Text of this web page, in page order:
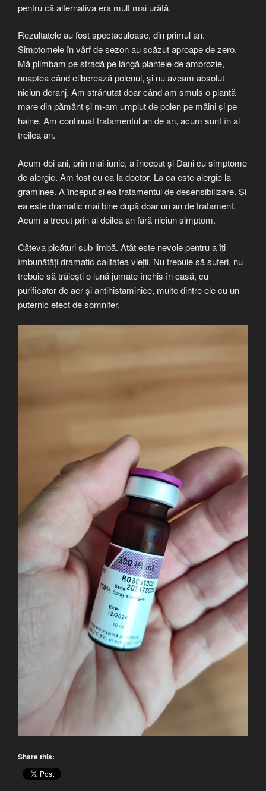
pentru că alternativa era mult mai urâtă.
Rezultatele au fost spectaculoase, din primul an.
Simptomele în vârf de sezon au scăzut aproape de zero.
Mă plimbam pe stradă pe lângă plantele de ambrozie,
noaptea când eliberează polenul, și nu aveam absolut
niciun deranj. Am strănutat doar când am smuls o plantă
mare din pământ și m-am umplut de polen pe mâini și pe
haine. Am continuat tratamentul an de an, acum sunt în al
treilea an.
Acum doi ani, prin mai-iunie, a început și Dani cu simptome
de alergie. Am fost cu ea la doctor. La ea este alergie la
graminee. A început și ea tratamentul de desensibilizare. Și
ea este dramatic mai bine după doar un an de tratament.
Acum a trecut prin al doilea an fără niciun simptom.
Câteva picături sub limbă. Atât este nevoie pentru a îți
îmbunătăți dramatic calitatea vieții. Nu trebuie să suferi, nu
trebuie să trăiești o lună jumate închis în casă, cu
purificator de aer și antihistaminice, multe dintre ele cu un
puternic efect de somnifer.
Share this: